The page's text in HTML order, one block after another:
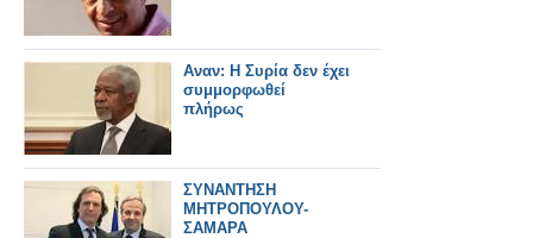
Αναν: Η Συρία δεν έχει
συμμορφωθεί
πλήρως
ΣΥΝΑΝΤΗΣΗ
ΜΗΤΡΟΠΟΥΛΟΥ-
ΣΑΜΑΡΑ